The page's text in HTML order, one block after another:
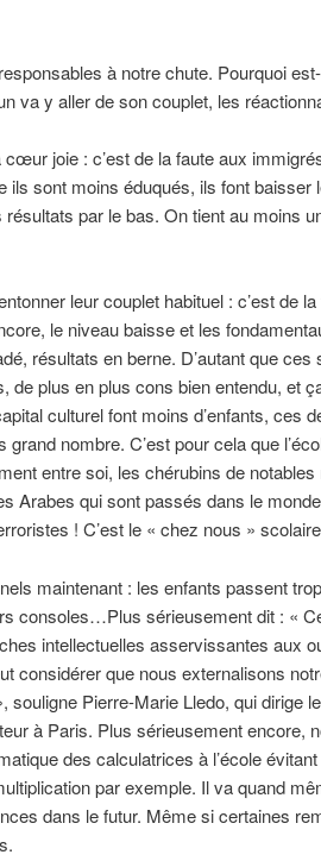
à notre chute. Pourquoi
va y aller de son couplet, les
cœur joie : c’est de la faute aux
sont moins éduqués, ils font baisser
par le bas. On tient au moins
leur couplet habituel : c’est de la
le niveau baisse et les
résultats en berne. D’autant que ces
de plus en plus cons bien entendu, et
culturel font moins d’enfants, ces
nombre. C’est pour cela que
entre soi, les chérubins de notables
Arabes qui sont passés dans le
! C’est le « chez nous »
maintenant : les enfants passent
consoles…Plus sérieusement dit : «
intellectuelles asservissantes aux
considérer que nous externalisons
Pierre-Marie Lledo, qui dirige
à Paris. Plus sérieusement encore,
des calculatrices à l’école
par exemple. Il va quand
dans le futur. Même si certaines